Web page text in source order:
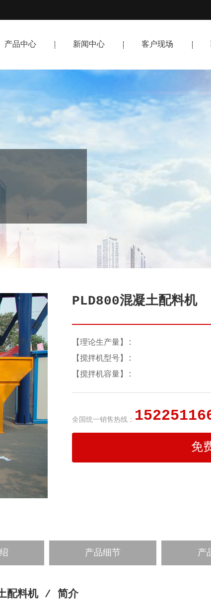
产品中心 新闻中心 客户现场
PLD800混凝土配料机
【理论生产量】:
【搅拌机型号】:
【搅拌机容量】:
全国统一销售热线：
免
产品细节 产
配料机 / 简介